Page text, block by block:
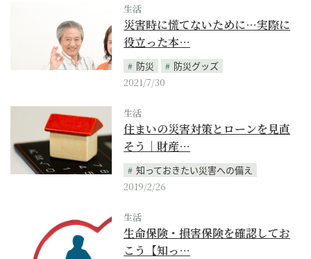
生活
災害時に慌てないために…実際に
役立った本…
防災
防災グッズ
2021/7/30
生活
住まいの災害対策とローンを見直
そう｜財産…
知っておきたい災害への備え
2019/2/26
生活
生命保険・損害保険を確認してお
こう【知っ…